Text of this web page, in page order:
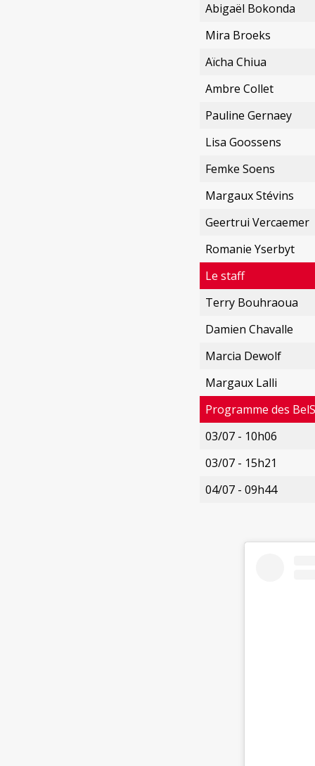
Abigaël Bokonda
Mira Broeks
Aïcha Chiua
Ambre Collet
Pauline Gernaey
Lisa Goossens
Femke Soens
Margaux Stévins
Geertrui Vercaemer
Romanie Yserbyt
Le staff
Terry Bouhraoua
Damien Chavalle
Marcia Dewolf
Margaux Lalli
Programme des
03/07 - 10h06
03/07 - 15h21
04/07 - 09h44